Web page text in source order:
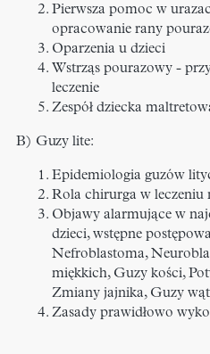
Pierwsza pomoc w
opracowanie rany
Oparzenia u dzieci
Wstrząs pourazowy -
leczenie
Zespół dziecka
B) Guzy lite:
Epidemiologia guzów
Rola chirurga w
Objawy alarmujące w
dzieci, wstępne
Nefroblastoma,
miękkich, Guzy kości,
Zmiany jajnika, Guzy
Zasady prawidłowo